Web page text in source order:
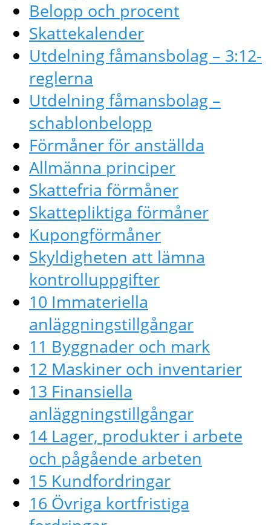
Belopp och procent
Skattekalender
Utdelning fåmansbolag – 3:12-
reglerna
Utdelning fåmansbolag –
schablonbelopp
Förmåner för anställda
Allmänna principer
Skattefria förmåner
Skattepliktiga förmåner
Kupongförmåner
Skyldigheten att lämna
kontrolluppgifter
10 Immateriella
anläggningstillgångar
11 Byggnader och mark
12 Maskiner och inventarier
13 Finansiella
anläggningstillgångar
14 Lager, produkter i arbete
och pågående arbeten
15 Kundfordringar
16 Övriga kortfristiga